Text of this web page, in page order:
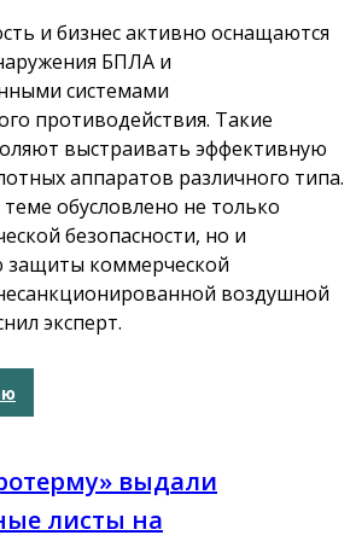
и бизнес активно оснащаются
БПЛА и
системами
противодействия. Такие
выстраивать эффективную
аппаратов различного типа.
обусловлено не только
безопасности, но и
защиты коммерческой
воздушной
эксперт.
выдали
листы на